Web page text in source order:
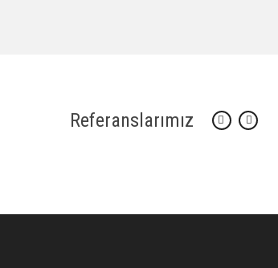
Referanslarımız